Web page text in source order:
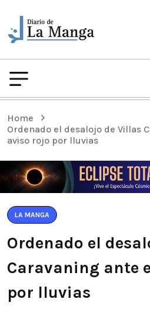
Home
Ordenado el desalojo de Villas
aviso rojo por lluvias
LA MANGA
Ordenado el
Caravaning ante
por lluvias